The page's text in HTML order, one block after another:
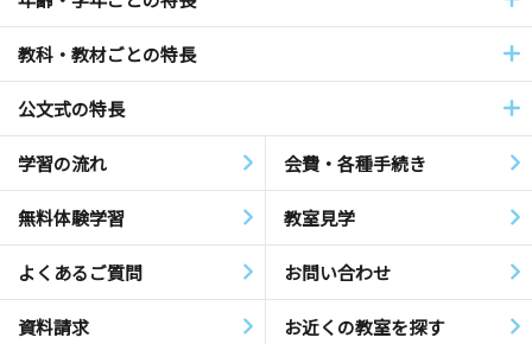
教科・教材ごとの特長
公文式の特長
学習の流れ 会費・各種手続き
無料体験学習 教室見学
よくあるご質問 お問い合わせ
資料請求 お近くの教室を探す